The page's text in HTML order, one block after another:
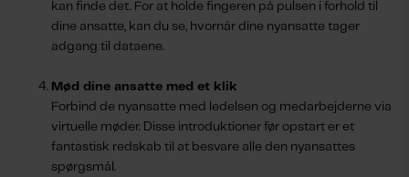
kan finde det. For at holde fingeren på pulsen i forhold til
dine ansatte, kan du se, hvornår dine nyansatte tager
adgang til dataene.
Mød dine ansatte med et klik
Forbind de nyansatte med ledelsen og medarbejderne via
virtuelle møder. Disse introduktioner før opstart er et
fantastisk redskab til at besvare alle den nyansattes
spørgsmål.